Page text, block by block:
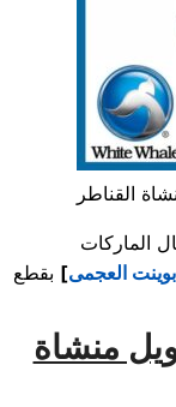
القناطر
الماركات
العجمى] بقطع
منشاة